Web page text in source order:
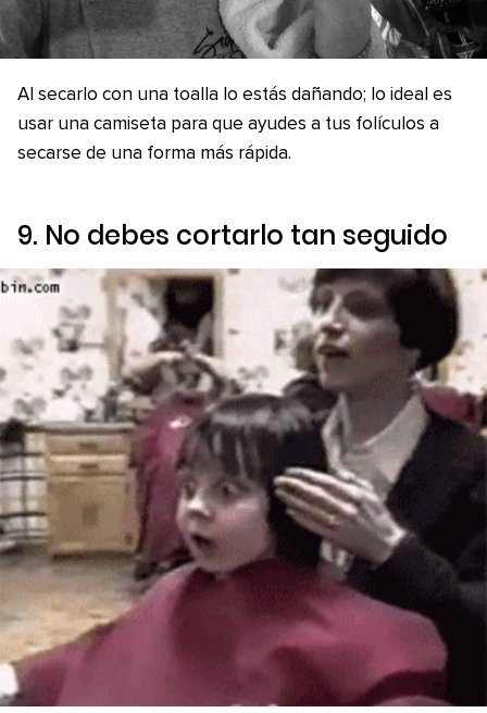
Al secarlo con una toalla lo estás dañando; lo ideal es
usar una camiseta para que ayudes a tus folículos a
secarse de una forma más rápida.
9. No debes cortarlo tan seguido